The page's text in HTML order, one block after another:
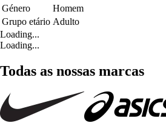
Género
Homem
Grupo etário Adulto
Loading...
Loading...
Todas as nossas marcas